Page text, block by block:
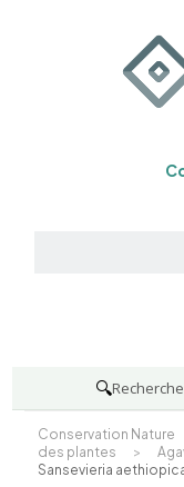
🔍
Conservation Nature
des plantes
>
Sansevieria